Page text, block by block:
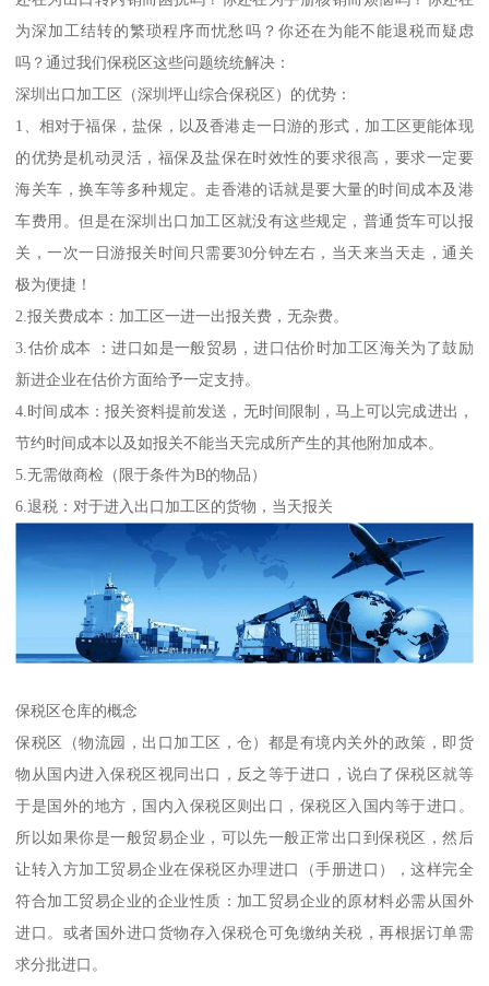
为深加工结转的繁琐程序而忧愁吗？你还在为能不能退税而疑虑
吗？通过我们保税区这些问题统统解决：
深圳出口加工区（深圳坪山综合保税区）的优势：
1、相对于福保，盐保，以及香港走一日游的形式，加工区更能体现
的优势是机动灵活，福保及盐保在时效性的要求很高，要求一定要
海关车，换车等多种规定。走香港的话就是要大量的时间成本及港
车费用。但是在深圳出口加工区就没有这些规定，普通货车可以报
关，一次一日游报关时间只需要30分钟左右，当天来当天走，通关
极为便捷！
2.报关费成本：加工区一进一出报关费，无杂费。
3.估价成本 ：进口如是一般贸易，进口估价时加工区海关为了鼓励
新进企业在估价方面给予一定支持。
4.时间成本：报关资料提前发送，无时间限制，马上可以完成进出，
节约时间成本以及如报关不能当天完成所产生的其他附加成本。
5.无需做商检（限于条件为B的物品）
6.退税：对于进入出口加工区的货物，当天报关
保税区仓库的概念
保税区（物流园，出口加工区，仓）都是有境内关外的政策，即货
物从国内进入保税区视同出口，反之等于进口，说白了保税区就等
于是国外的地方，国内入保税区则出口，保税区入国内等于进口。
所以如果你是一般贸易企业，可以先一般正常出口到保税区，然后
让转入方加工贸易企业在保税区办理进口（手册进口），这样完全
符合加工贸易企业的企业性质：加工贸易企业的原材料必需从国外
进口。或者国外进口货物存入保税仓可免缴纳关税，再根据订单需
求分批进口。